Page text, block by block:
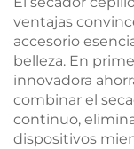
ventajas
accesorio
belleza. En
innovadora
combinar el
continuo,
dispositivos